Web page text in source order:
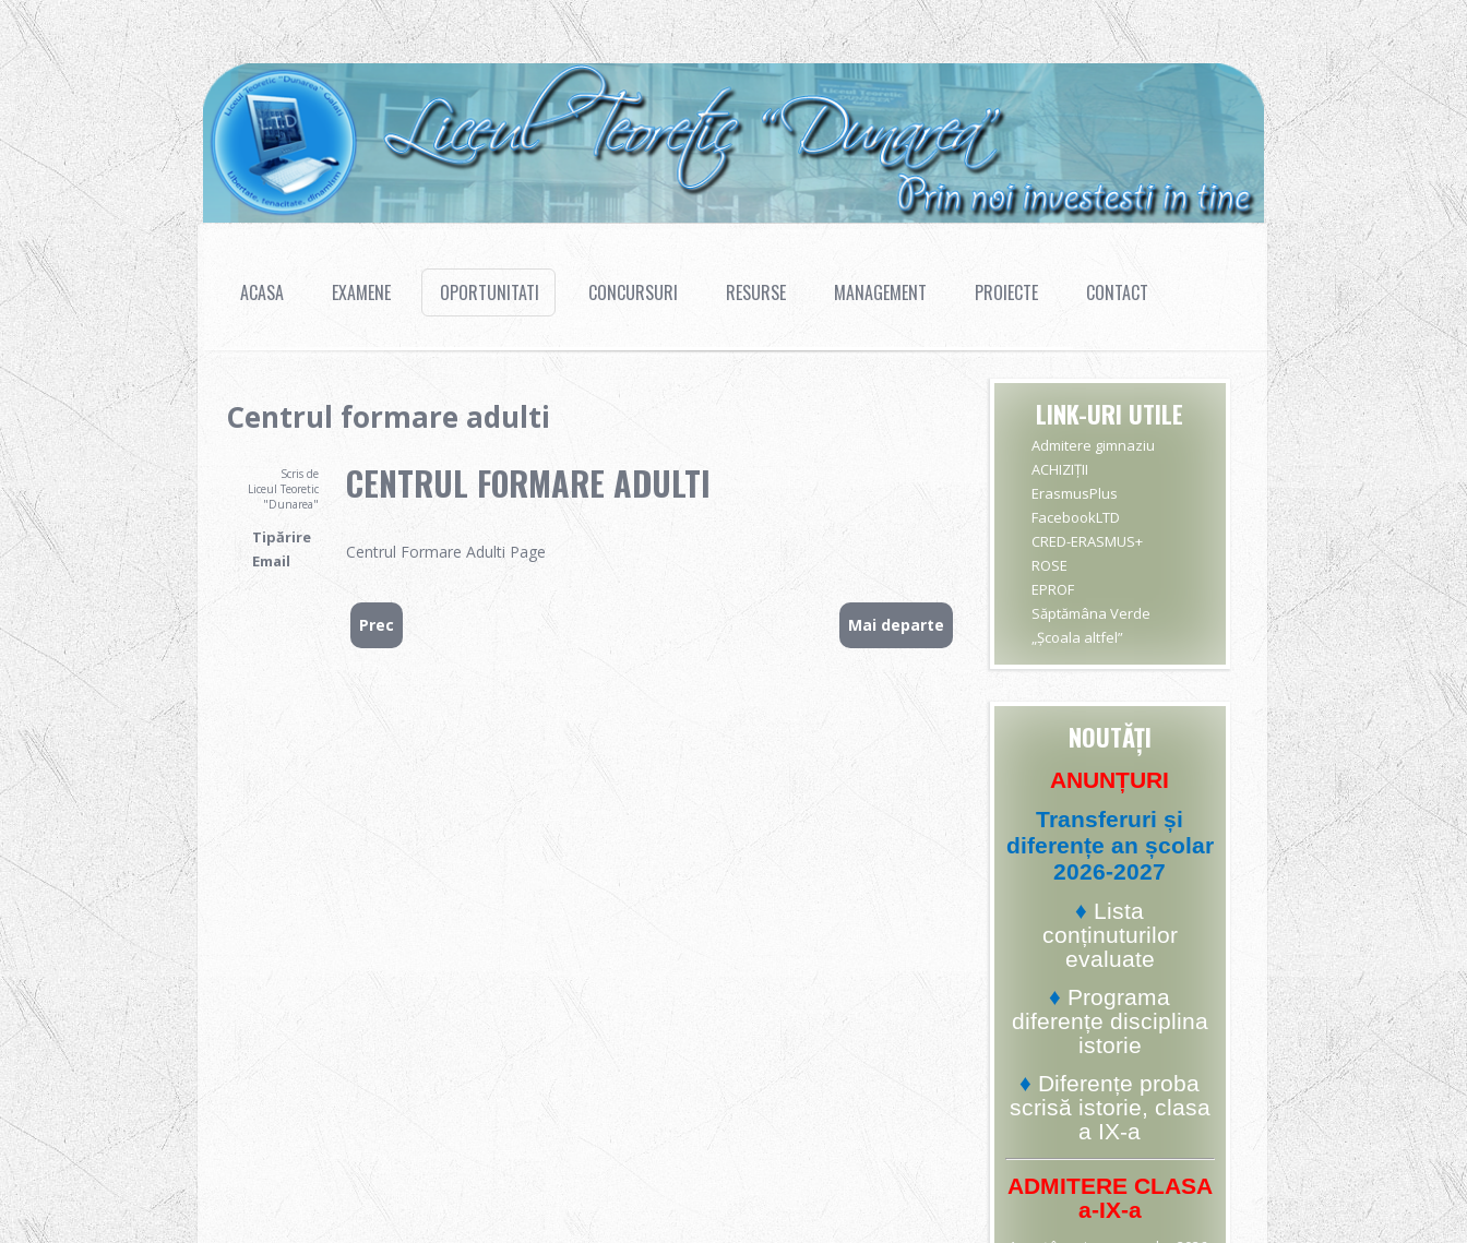
ACASA EXAMENE OPORTUNITATI CONCURSURI RESURSE MANAGEMENT PROIECTE CONTACT
Centrul formare adulti
Scris de
Liceul Teoretic
"Dunarea"
Tipărire
Email
CENTRUL FORMARE ADULTI
Centrul Formare Adulti Page
Prec Mai departe
LINK-URI UTILE
Admitere gimnaziu
ACHIZIȚII
ErasmusPlus
FacebookLTD
CRED-ERASMUS+
ROSE
EPROF
Săptămâna Verde
„Școala altfel”
NOUTĂȚI
ANUNȚURI
Transferuri și
diferențe an școlar
2026-2027
♦ Lista
conținuturilor
evaluate
♦ Programa
diferențe disciplina
istorie
♦ Diferențe proba
scrisă istorie, clasa
a IX-a
ADMITERE CLASA
a-IX-a